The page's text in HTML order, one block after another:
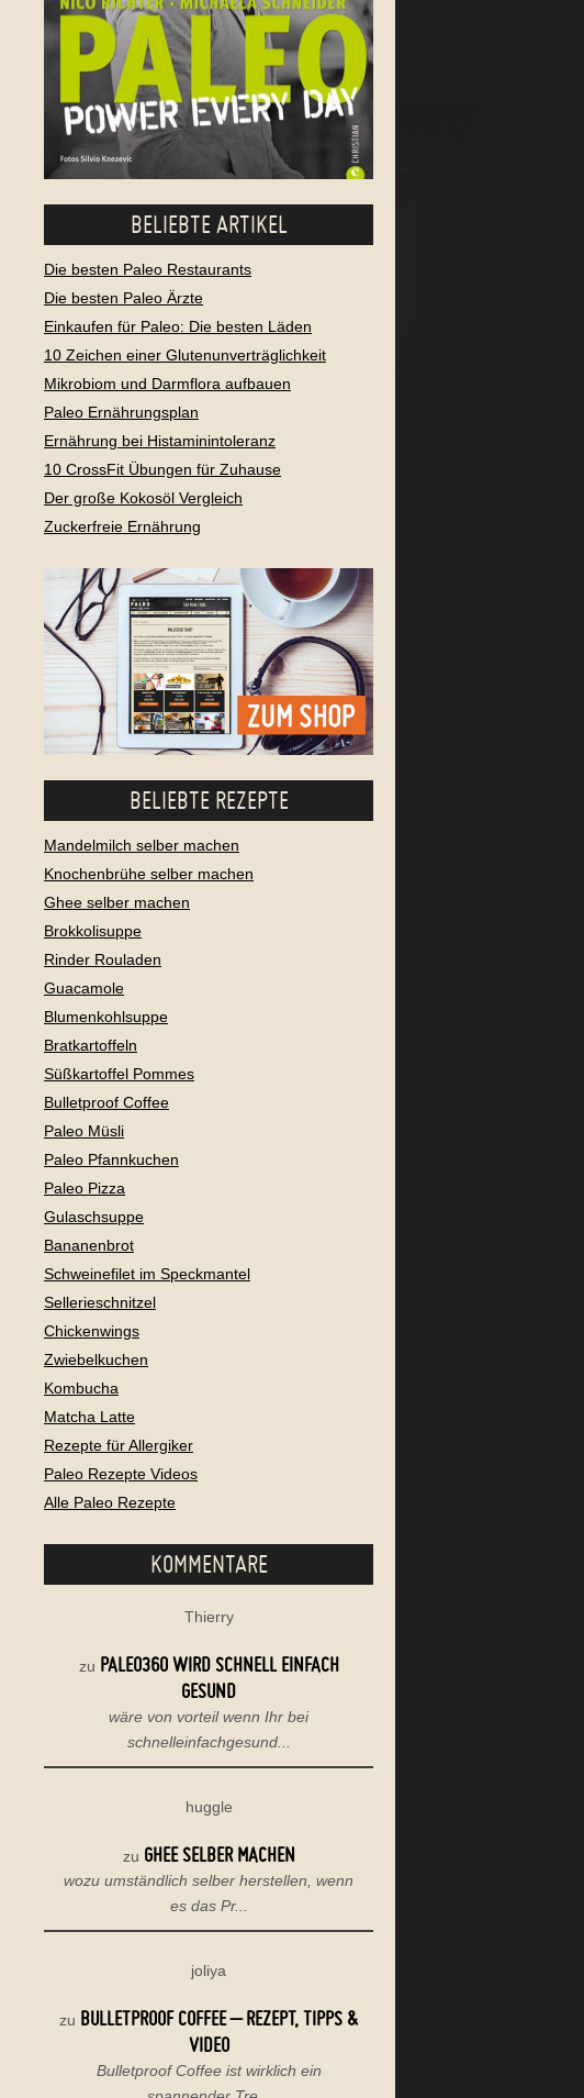
BELIEBTE ARTIKEL
Die besten Paleo Restaurants
Die besten Paleo Ärzte
Einkaufen für Paleo: Die besten Läden
10 Zeichen einer Glutenunverträglichkeit
Mikrobiom und Darmflora aufbauen
Paleo Ernährungsplan
Ernährung bei Histaminintoleranz
10 CrossFit Übungen für Zuhause
Der große Kokosöl Vergleich
Zuckerfreie Ernährung
BELIEBTE REZEPTE
Mandelmilch selber machen
Knochenbrühe selber machen
Ghee selber machen
Brokkolisuppe
Rinder Rouladen
Guacamole
Blumenkohlsuppe
Bratkartoffeln
Süßkartoffel Pommes
Bulletproof Coffee
Paleo Müsli
Paleo Pfannkuchen
Paleo Pizza
Gulaschsuppe
Bananenbrot
Schweinefilet im Speckmantel
Sellerieschnitzel
Chickenwings
Zwiebelkuchen
Kombucha
Matcha Latte
Rezepte für Allergiker
Paleo Rezepte Videos
Alle Paleo Rezepte
KOMMENTARE
Thierry
zu PALEO360 WIRD SCHNELL EINFACH
GESUND
wäre von vorteil wenn Ihr bei
schnelleinfachgesund...
huggle
zu GHEE SELBER MACHEN
wozu umständlich selber herstellen, wenn
es das Pr...
joliya
zu BULLETPROOF COFFEE – REZEPT, TIPPS &
VIDEO
Bulletproof Coffee ist wirklich ein